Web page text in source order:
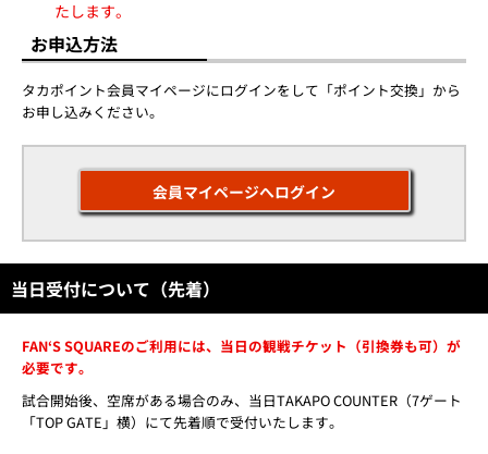
たします。
お申込方法
タカポイント会員マイページにログインをして「ポイント交換」から
お申し込みください。
会員マイページへログイン
当日受付について（先着）
FAN‘S SQUAREのご利用には、当日の観戦チケット（引換券も可）が
必要です。
試合開始後、空席がある場合のみ、当日TAKAPO COUNTER（7ゲート
「TOP GATE」横）にて先着順で受付いたします。